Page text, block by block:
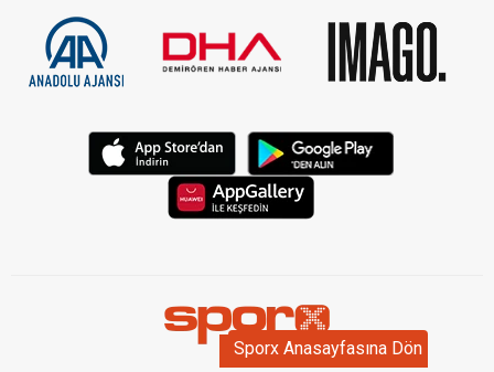
Sporx Anasayfasına Dön
Sporx Anasayfasına Dön